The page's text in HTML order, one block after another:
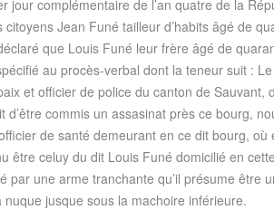
jour complémentaire de l’an quatre de la
citoyens Jean Funé tailleur d’habits âgé de
que Louis Funé leur frère âgé de
au procès-verbal dont la teneur suit :
et officier de police du canton de
d’être commis un assasinat près ce bourg,
de santé demeurant en ce dit bourg,
être celuy du dit Louis Funé domicilié en
par une arme tranchante qu’il présume
nuque jusque sous la machoire inférieure.